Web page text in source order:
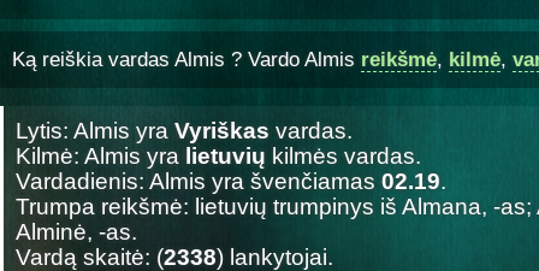
Ką reiškia vardas Almis ? Vardo Almis reikšmė, kilmė,
Lytis: Almis yra Vyriškas vardas.
Kilmė: Almis yra lietuvių kilmės vardas.
Vardadienis: Almis yra švenčiamas 02.19.
Trumpa reikšmė: lietuvių trumpinys iš Almana, -as;
Alminė, -as.
Vardą skaitė: (2338) lankytojai.